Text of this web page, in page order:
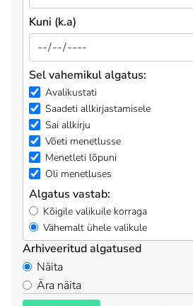
Kuni (k.a)
Sel vahemikul algatus:
Avalikustati
Saadeti allkirjastamisele
Sai allkirju
Võeti menetlusse
Menetleti lõpuni
Oli menetluses
Algatus vastab:
Kõigile valikuile korraga
Vähemalt ühele valikule
Arhiveeritud algatused
Näita
Ära näita